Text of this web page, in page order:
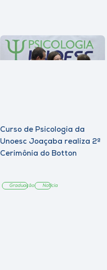
Curso de Psicologia da
Unoesc Joaçaba realiza 2ª
Cerimônia do Botton
Graduação Notícia